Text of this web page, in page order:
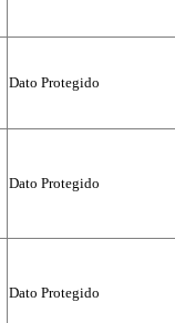
Dato Protegido
Dato Protegido
Dato Protegido